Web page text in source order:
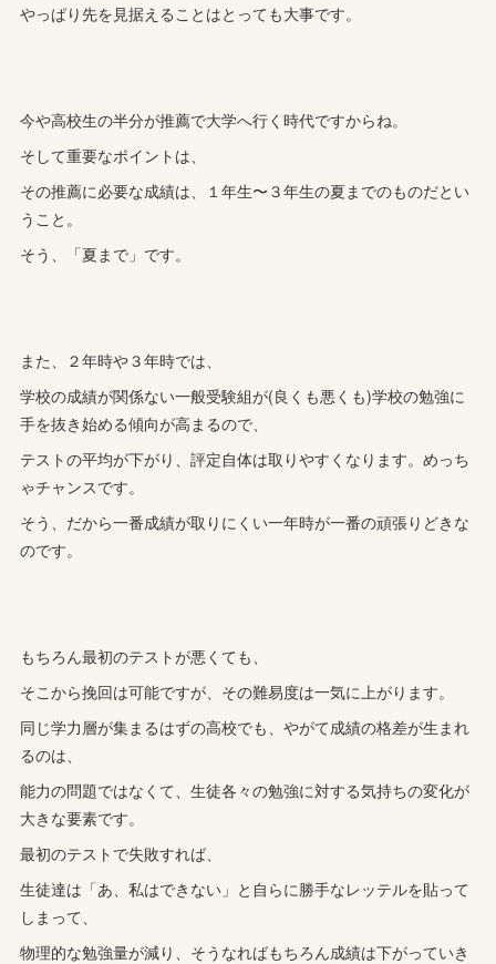
やっぱり先を見据えることはとっても大事です。
今や高校生の半分が推薦で大学へ行く時代ですからね。
そして重要なポイントは、
その推薦に必要な成績は、１年生〜３年生の夏までのものだとい
うこと。
そう、「夏まで」です。
また、２年時や３年時では、
学校の成績が関係ない一般受験組が(良くも悪くも)学校の勉強に
手を抜き始める傾向が高まるので、
テストの平均が下がり、評定自体は取りやすくなります。めっち
ゃチャンスです。
そう、だから一番成績が取りにくい一年時が一番の頑張りどきな
のです。
もちろん最初のテストが悪くても、
そこから挽回は可能ですが、その難易度は一気に上がります。
同じ学力層が集まるはずの高校でも、やがて成績の格差が生まれ
るのは、
能力の問題ではなくて、生徒各々の勉強に対する気持ちの変化が
大きな要素です。
最初のテストで失敗すれば、
生徒達は「あ、私はできない」と自らに勝手なレッテルを貼って
しまって、
物理的な勉強量が減り、そうなればもちろん成績は下がっていき